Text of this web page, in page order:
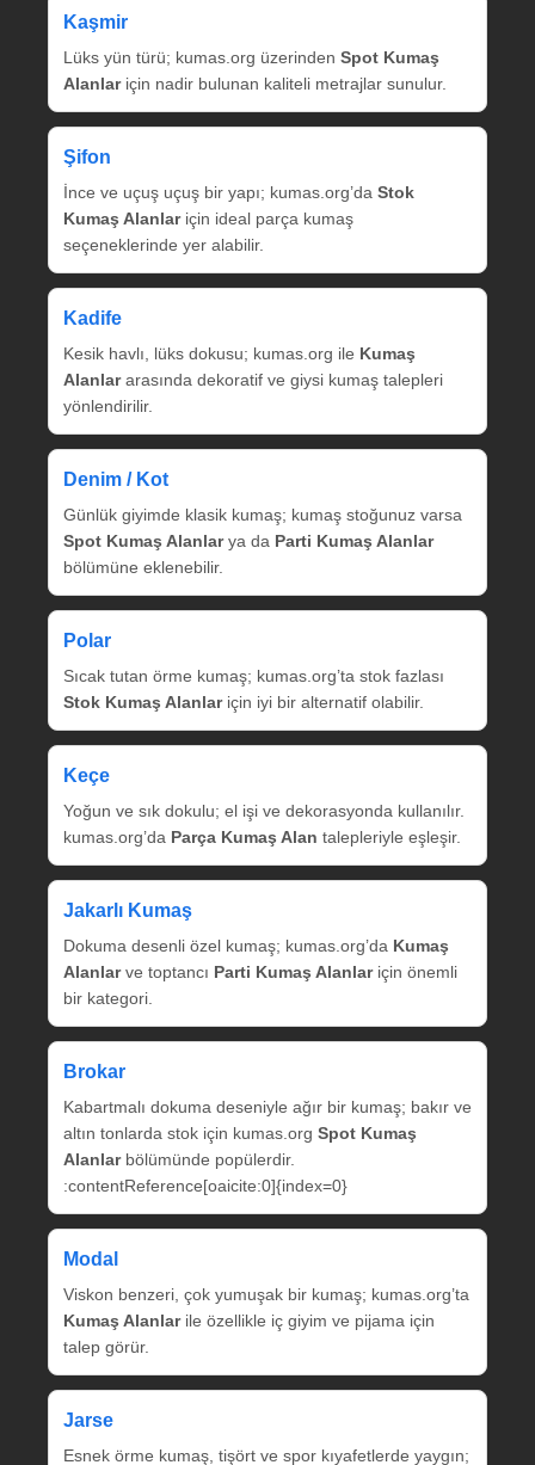
Kaşmir
Lüks yün türü; kumas.org üzerinden Spot Kumaş
Alanlariçin nadir bulunan kaliteli metrajlar sunulur.
Şifon
İnce ve uçuş uçuş bir yapı; kumas.org’da Stok
Kumaş Alanlariçin ideal parça kumaş
seçeneklerinde yer alabilir.
Kadife
Kesik havlı, lüks dokusu; kumas.org ile Kumaş
Alanlararasında dekoratif ve giysi kumaş talepleri
yönlendirilir.
Denim / Kot
Günlük giyimde klasik kumaş; kumaş stoğunuz varsa
Spot Kumaş Alanlarya da Parti Kumaş Alanlar
bölümüne eklenebilir.
Polar
Sıcak tutan örme kumaş; kumas.org’ta stok fazlası
Stok Kumaş Alanlariçin iyi bir alternatif olabilir.
Keçe
Yoğun ve sık dokulu; el işi ve dekorasyonda kullanılır.
kumas.org’da Parça Kumaş Alan talepleriyle eşleşir.
Jakarlı Kumaş
Dokuma desenli özel kumaş; kumas.org’da Kumaş
Alanlarve toptancı Parti Kumaş Alanlariçin önemli
bir kategori.
Brokar
Kabartmalı dokuma deseniyle ağır bir kumaş; bakır ve
altın tonlarda stok için kumas.org Spot Kumaş
Alanlarbölümünde popülerdir.
:contentReference[oaicite:0]{index=0}
Modal
Viskon benzeri, çok yumuşak bir kumaş; kumas.org’ta
Kumaş Alanlarile özellikle iç giyim ve pijama için
talep görür.
Jarse
Esnek örme kumaş, tişört ve spor kıyafetlerde yaygın;